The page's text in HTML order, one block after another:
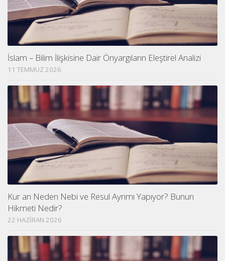
İslam – Bilim İlişkisine Dair Önyargıların Eleştirel Analizi
11 TEMMUZ 2026
Kur an Neden Nebi ve Resul Ayrımı Yapıyor? Bunun
Hikmeti Nedir?
22 HAZIRAN 2026